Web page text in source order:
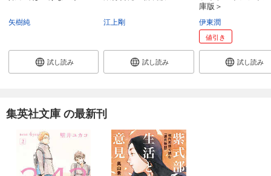
矢樹純
試し読み
江上剛
試し読み
庫版＞
伊東潤
値引き
試し読み
集英社文庫 の最新刊